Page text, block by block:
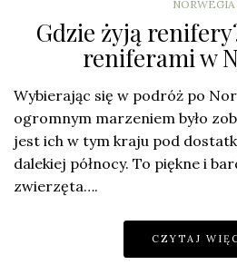
NORWEGIA
Gdzie żyją
reniferami w
Wybierając się w podróż po
ogromnym marzeniem było
jest ich w tym kraju pod
dalekiej północy. To piękne i
zwierzęta….
CZYTAJ